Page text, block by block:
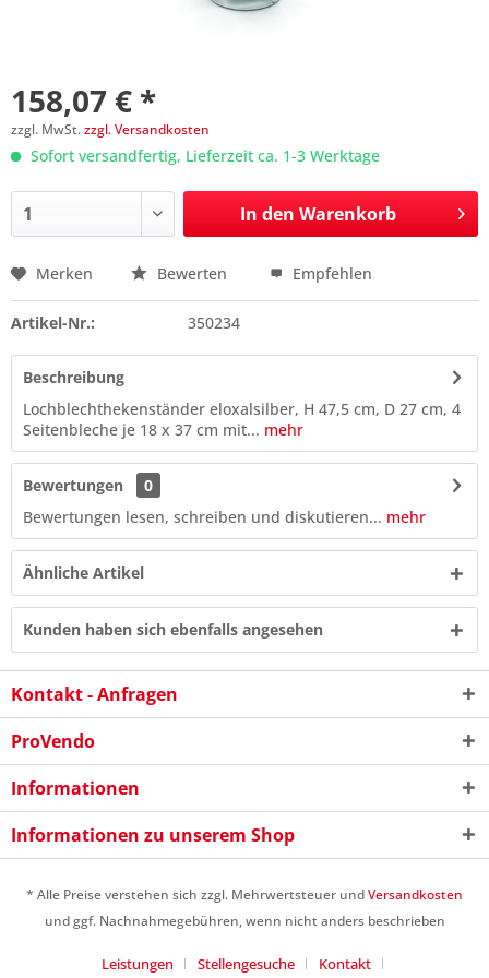
158,07 € *
zzgl. MwSt.zzgl. Versandkosten
Sofort versandfertig, Lieferzeit ca. 1-3 Werktage
In den Warenkorb
Preis anfragen
3 + 6 = ?
Merken Bewerten Empfehlen
Artikel-Nr.: 350234
Beschreibung
Lochblechthekenständer eloxalsilber, H 47,5 cm, D 27 cm, 4
Seitenbleche je 18 x 37 cm mit... mehr
Bewertungen
0
Bewertungen lesen, schreiben und diskutieren... mehr
Ähnliche Artikel
Kunden haben sich ebenfalls angesehen
Kontakt - Anfragen
ProVendo
Informationen
Informationen zu unserem Shop
* Alle Preise verstehen sich zzgl. Mehrwertsteuer undVersandkosten
und ggf. Nachnahmegebühren, wenn nicht anders beschrieben
Leistungen Stellengesuche Kontakt